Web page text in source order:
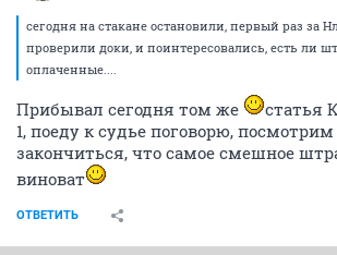
сегодня на стакане остановили, первый раз за
проверили доки, и поинтересовались, есть ли
оплаченные....
Прибывал сегодня том же
статья
1, поеду к судье поговорю,
закончиться, что самое смешное
виноват
ОТВЕТИТЬ